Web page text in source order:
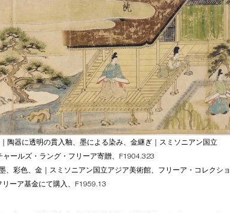
陶器に透明の貫入釉、墨による染み、金継ぎ｜スミソニアン国立
ールズ・ラング・フリーア寄贈、F1904.323
彩色、金｜スミソニアン国立アジア美術館、フリーア・コレクショ
ーア基金にて購入、F1959.13